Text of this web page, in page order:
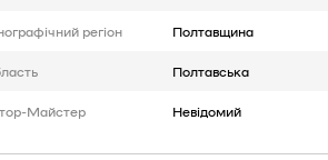
регіон Полтавщина
Полтавська
Майстер Невідомий